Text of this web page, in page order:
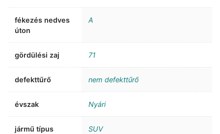
fékezés nedves
úton
A
gördülési zaj 71
defekttűrő nem defekttűrő
évszak Nyári
jármű típus SUV